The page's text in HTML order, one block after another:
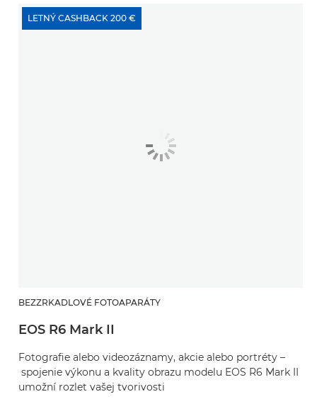
LETNÝ CASHBACK 200 €
BEZZRKADLOVÉ FOTOAPARÁTY
EOS R6 Mark II
Fotografie alebo videozáznamy, akcie alebo portréty –
spojenie výkonu a kvality obrazu modelu EOS R6 Mark II
umožní rozlet vašej tvorivosti